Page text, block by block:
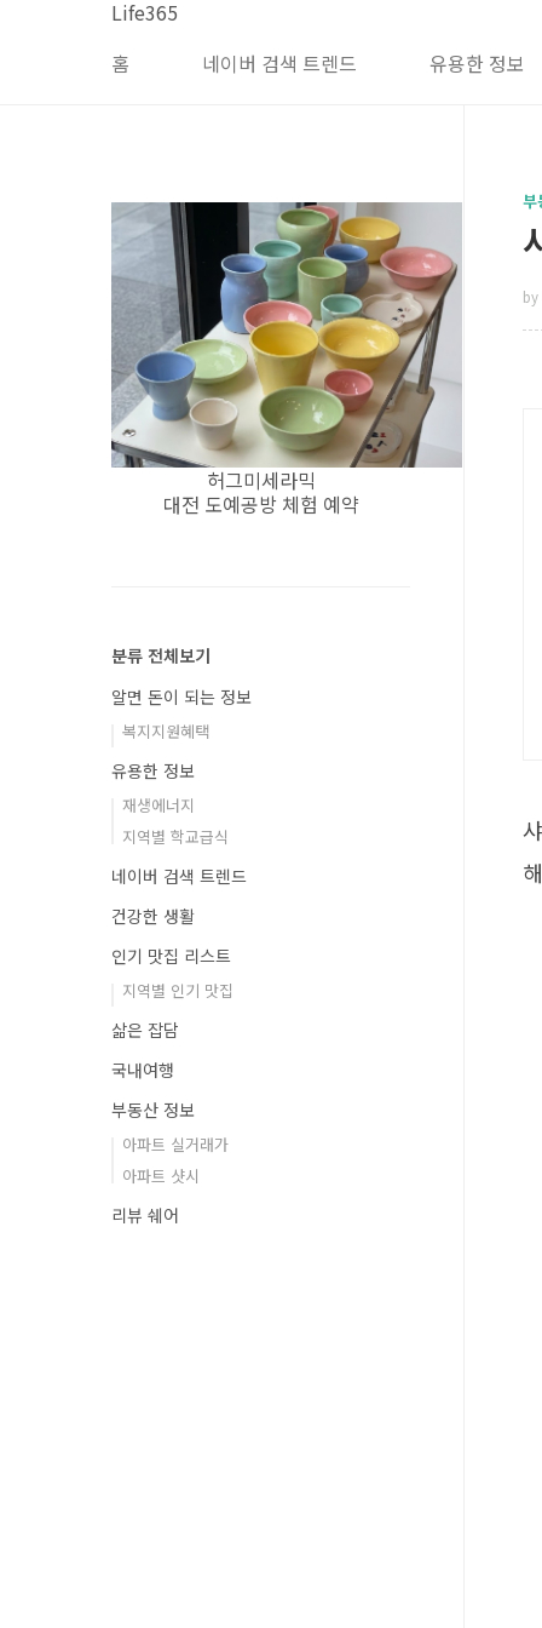
Life365
홈
네이버 검색 트렌드 유용한 정보
부
by
허그미세라믹
대전 도예공방 체험 예약
분류 전체보기
알면 돈이 되는 정보
복지지원혜택
유용한 정보
재생에너지
지역별 학교급식
네이버 검색 트렌드
건강한 생활
인기 맛집 리스트
지역별 인기 맛집
삶은 잡담
국내여행
부동산 정보
아파트 실거래가
아파트 샷시
리뷰 쉐어